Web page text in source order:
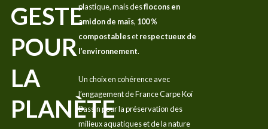
GESTE
POUR
LA
PLANÈTE
plastique, mais desflocons en
amidon de maïs, 100 %
compostablesetrespectueux de
l’environnement.
Un choix en cohérence avec
l’engagement de France Carpe Koï
Bassin pour la préservation des
milieux aquatiques et de la nature